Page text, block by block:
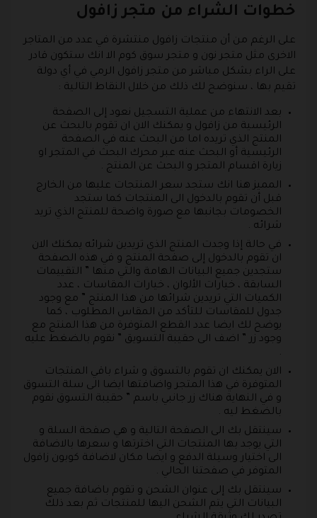
خطوات الشراء من متجر زافول
على الرغم من أن منتجات زافول منتشرة في عدد من المتاجر
الاخرى مثل متجر نون و متجر سوق كوم الا انك ستكون قادر
على الراء بشكل مباشر من متجر زافول الرمي في أي دولة
تقيم بها ، سنوضح لك ذلك من خلال النقاط التالية :
بعد الانتهاء من عملية التسجيل نعود إلى الصفحة
الرئيسية من زافول و يمكنك الان ان تقوم بالبحث عن
المنتج الذي تريده اما من البحث عنه في الصفحة
الرئيسية أو البحث عنه عبر محرك البحث في المتجر او
زيارة اقسام المتجر و البحث عن المنتج .
المميز هنا انك ستجد سعر المنتجات عليها من الخارج
قبل أن تقوم بالدخول الى المنتجات كما ستجد
الخصومات بجانبها مع صورة واضحة للمنتج الذي تريد
شرائه .
في حالة إذا وجدت المنتج الذي تريدين شرائه يمكنك الان
ان تقوم بالدخول إلى صفحة المنتج و في هذه الصفحة
ستجدين جميع البيانات الهامة والتي منها ” التقييمات
السابقة ، خيارات الألوان ، خيارات المقاسات ، عدد
الكميات التي تريدين شرائها من هذا المنتج ” مع وجود
جدول للمقاسات للتأكد من المقاس المطلوب ، كما
يوضح لك ايضا عدد القطع المتوفرة من هذا المنتج مع
وجود زر ” اضف الى حقيبة التسويق ” نقوم بالضغط عليه
.
الان يمكنك ان تقوم بالتسوق و شراء باقي المنتجات
المتوفرة في هذا المتجر واضافتها ايضا الى سلة التسوق
و في النهاية هناك زر جانبي باسم ” حقيبة التسوق نقوم
بالضغط ليه .
سينتقل بك الى الصفحة التالية و هي صفحة السلة و
التي يوجد بها المنتجات التي اخترتها و سعرها بالاضافة
الى اختيار وسيلة الدفع و ايضا مكان لاضافة كوبون زافول
المتوفر في صفحتنا الحالي .
سينتقل بك إلى عنوان الشحن و تقوم باضافة جميع
البيانات التي يتم الشحن اليها للمنتجات ثم بعد ذلك